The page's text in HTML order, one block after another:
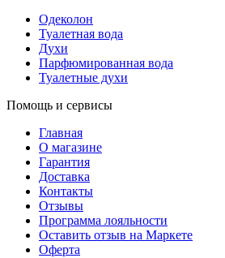
Одеколон
Туалетная вода
Духи
Парфюмированная вода
Туалетные духи
Помощь и сервисы
Главная
О магазине
Гарантия
Доставка
Контакты
Отзывы
Программа лояльности
Оставить отзыв на Маркете
Оферта